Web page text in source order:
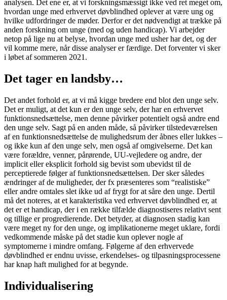
analysen. Det ene er, at vi forskningsmæssigt ikke ved ret meget om,
hvordan unge med erhvervet døvblindhed oplever at være ung og
hvilke udfordringer de møder. Derfor er det nødvendigt at trække på
anden forskning om unge (med og uden handicap). Vi arbejder
netop på lige nu at belyse, hvordan unge med usher har det, og der
vil komme mere, når disse analyser er færdige. Det forventer vi sker
i løbet af sommeren 2021.
Det tager en landsby…
Det andet forhold er, at vi må kigge bredere end blot den unge selv.
Det er muligt, at det kun er den unge selv, der har en erhvervet
funktionsnedsættelse, men denne påvirker potentielt også andre end
den unge selv. Sagt på en anden måde, så påvirker tilstedeværelsen
af en funktionsnedsættelse de mulighedsrum der åbnes eller lukkes –
og ikke kun af den unge selv, men også af omgivelserne. Det kan
være forældre, venner, pårørende, UU-vejledere og andre, der
implicit eller eksplicit forhold sig bevist som ubevidst til de
perceptierede følger af funktionsnedsættelsen. Der sker således
ændringer af de muligheder, der fx præsenteres som “realistiske”
eller andre omtales slet ikke ud af frygt for at såre den unge. Dertil
må det noteres, at et karakteristika ved erhvervet døvblindhed er, at
det er et handicap, der i en række tilfælde diagnostiseres relativt sent
og tillige er progredierende. Det betyder, at diagnosen stadig kan
være meget ny for den unge, og implikationerne meget uklare, fordi
vedkommende måske på det stadie kun oplever nogle af
symptomerne i mindre omfang. Følgerne af den erhvervede
døvblindhed er endnu uvisse, erkendelses- og tilpasningsprocessene
har knap haft mulighed for at begynde.
Individualisering